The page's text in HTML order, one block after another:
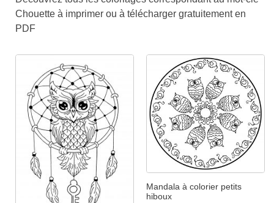
Chouette à imprimer ou à télécharger gratuitement en
PDF
Mandala à colorier petits
hiboux